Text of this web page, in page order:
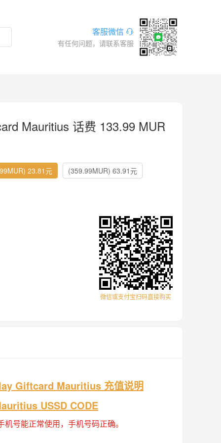
客服微信
有任何问题，请联系客服
Mauritius 话费 133.99 MUR
23.81元 (359.99MUR) 63.91元
微信或支付宝扫码直接购买
Giftcard Mauritius 充值说明
USSD CODE
号能正常使用，手机号码正确。